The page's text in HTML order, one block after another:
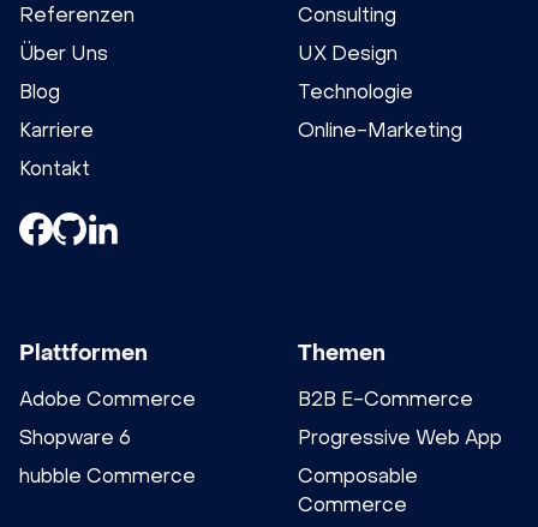
Referenzen
Über Uns
Blog
Karriere
Kontakt
Consulting
UX Design
Technologie
Online-Marketing
Plattformen
Adobe Commerce
Shopware 6
hubble Commerce
Themen
B2B E-Commerce
Progressive Web App
Composable
Commerce